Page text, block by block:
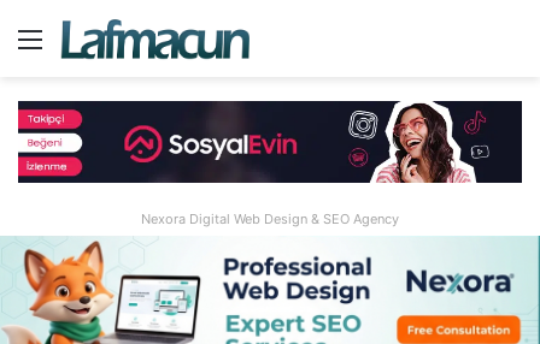
Menü
Nexora Digital Web Design & SEO Agency